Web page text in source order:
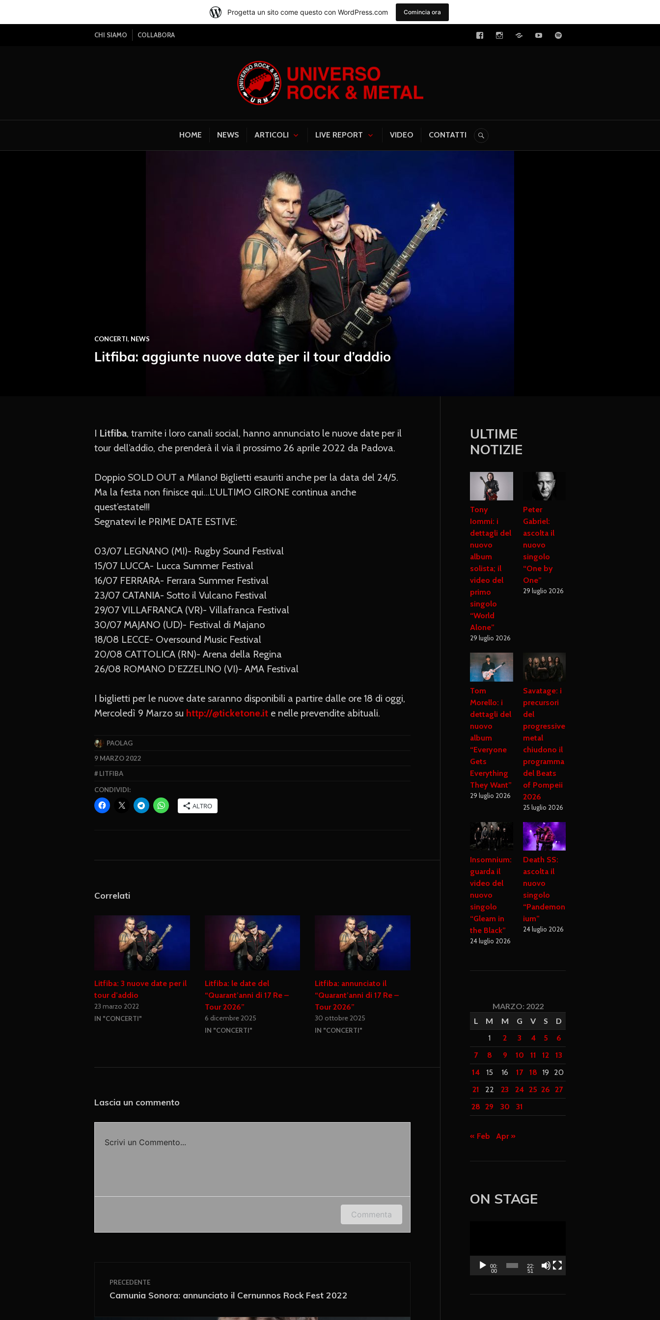
CHI SIAMO COLLABORA
Universo Rock & Metal
HOME NEWS ARTICOLI LIVE REPORT VIDEO CONTATTI
CONCERTI, NEWS
Litfiba: aggiunte nuove date per il tour d’addio
I Litfiba, tramite i loro canali social, hanno annunciato le nuove date per il
tour dell’addio, che prenderà il via il prossimo 26 aprile 2022 da Padova.
Doppio SOLD OUT a Milano! Biglietti esauriti anche per la data del 24/5.
Ma la festa non finisce qui…L’ULTIMO GIRONE continua anche
quest’estate!!!
Segnatevi le PRIME DATE ESTIVE:
03/07 LEGNANO (MI)- Rugby Sound Festival
15/07 LUCCA- Lucca Summer Festival
16/07 FERRARA- Ferrara Summer Festival
23/07 CATANIA- Sotto il Vulcano Festival
29/07 VILLAFRANCA (VR)- Villafranca Festival
30/07 MAJANO (UD)- Festival di Majano
18/08 LECCE- Oversound Music Festival
20/08 CATTOLICA (RN)- Arena della Regina
26/08 ROMANO D’EZZELINO (VI)- AMA Festival
I biglietti per le nuove date saranno disponibili a partire dalle ore 18 di oggi,
Mercoledì 9 Marzo su http://@ticketone.it e nelle prevendite abituali.
PAOLAG
9 MARZO 2022
LITFIBA
CONDIVIDI:
ALTRO
Correlati
Litfiba: 3 nuove date per il
tour d’addio
23 marzo 2022
IN "CONCERTI"
Litfiba: le date del
“Quarant’anni di 17 Re –
Tour 2026”
6 dicembre 2025
IN "CONCERTI"
Litfiba: annunciato il
“Quarant’anni di 17 Re –
Tour 2026”
30 ottobre 2025
IN "CONCERTI"
Lascia un commento
Scrivi un Commento...
Accedi o fornisci il tuo nome o indirizzo e-mail per lasciare un commento.
Commenta
PRECEDENTE
Camunia Sonora: annunciato il Cernunnos Rock Fest 2022
ULTIME
NOTIZIE
Tony
Iommi: i
dettagli del
nuovo
album
solista; il
video del
primo
singolo
“World
Alone”
29 luglio 2026
Peter
Gabriel:
ascolta il
nuovo
singolo
“One by
One”
29 luglio 2026
Tom
Morello: i
dettagli del
nuovo
album
“Everyone
Gets
Everything
They Want”
29 luglio 2026
Savatage: i
precursori
del
progressive
metal
chiudono il
programma
del Beats
of Pompeii
2026
25 luglio 2026
Insomnium:
guarda il
video del
nuovo
singolo
“Gleam in
the Black”
24 luglio 2026
Death SS:
ascolta il
nuovo
singolo
“Pandemon
ium”
24 luglio 2026
MARZO: 2022
L
M M G V S
D
1
2 3 4 5
6
7
8 9 10 11 12
13
14
15 16 17 18 19
20
21
22 23 24 25 26 27
28 29 30 31
« Feb Apr »
ON STAGE
o
l
00:
00
22:
51
Progetta un sito come questo con WordPress.com Comincia ora